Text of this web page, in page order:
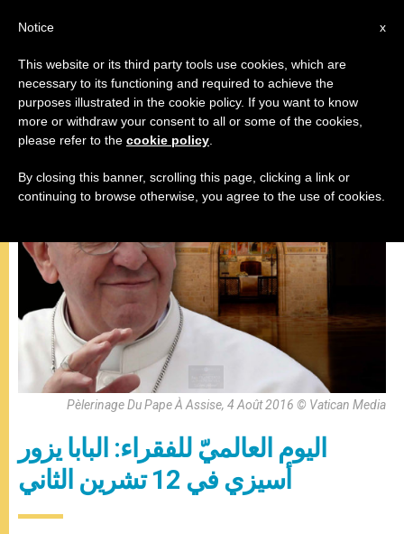
البابا فرنسيس
Pèlerinage Du Pape À Assise, 4 Août 2016 © Vatican Media
اليوم العالميّ للفقراء: البابا يزور
أسيزي في 12 تشرين الثاني
x
Notice
This website or its third party tools use cookies, which are
necessary to its functioning and required to achieve the
purposes illustrated in the cookie policy. If you want to know
more or withdraw your consent to all or some of the cookies,
please refer to the cookie policy
By closing this banner, scrolling this page, clicking a link or
continuing to browse otherwise, you agree to the use of cookies.